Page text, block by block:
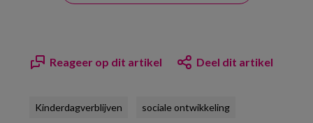
Reageer op dit artikel Deel dit artikel
Kinderdagverblijven sociale ontwikkeling